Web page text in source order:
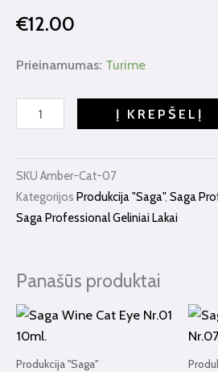
€12.00
Prieinamumas: Turime
produkto
Saga
Amber
Eye
Nr.07
10ml
Į KREPŠELĮ
SKU Amber-Cat-07
Kategorijos Produkcija "Saga", Saga
Saga Professional Geliniai Lakai
Panašūs produktai
Produkcija "Saga"